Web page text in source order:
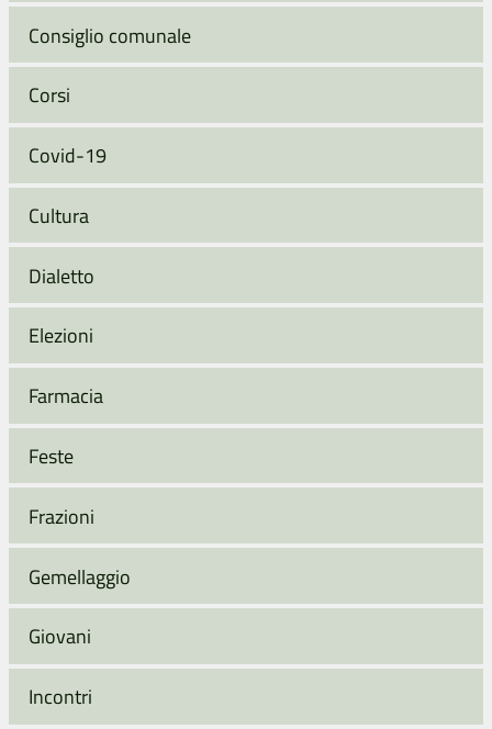
Consiglio comunale
Corsi
Covid-19
Cultura
Dialetto
Elezioni
Farmacia
Feste
Frazioni
Gemellaggio
Giovani
Incontri